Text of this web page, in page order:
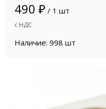
490 ₽ / 1 шт
с НДС
Наличие: 998 шт